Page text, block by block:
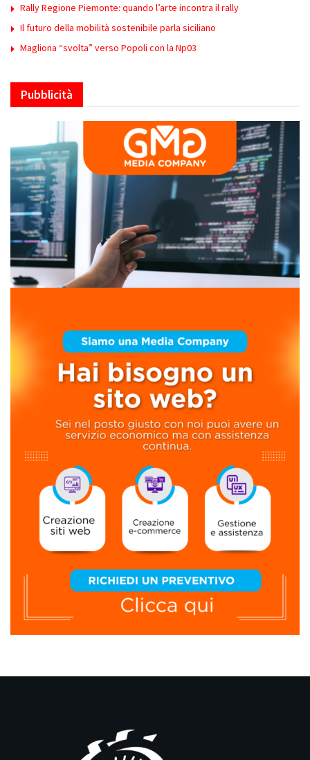
Rally Regione Piemonte: quando l’arte incontra il rally
Il futuro della mobilità sostenibile parla siciliano
Magliona “svolta” verso Popoli con la Np03
Pubblicità